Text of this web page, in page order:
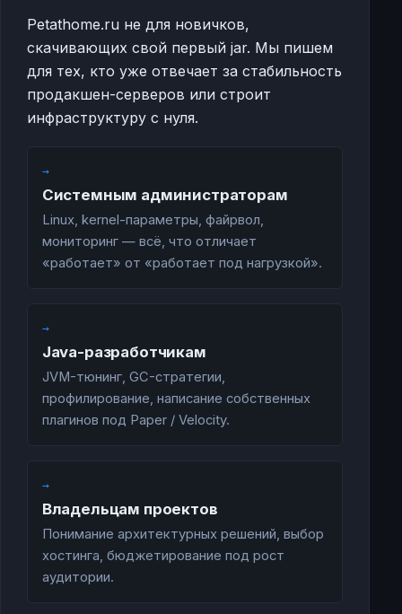
Petathome.ru не для новичков,
скачивающих свой первый jar. Мы пишем
для тех, кто уже отвечает за стабильность
продакшен-серверов или строит
инфраструктуру с нуля.
→
Системным администраторам
Linux, kernel-параметры, файрвол,
мониторинг — всё, что отличает
«работает» от «работает под нагрузкой».
→
Java-разработчикам
JVM-тюнинг, GC-стратегии,
профилирование, написание собственных
плагинов под Paper / Velocity.
→
Владельцам проектов
Понимание архитектурных решений, выбор
хостинга, бюджетирование под рост
аудитории.